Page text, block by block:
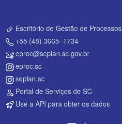
Escritório de Gestão de Processos
+55 (48) 3665–1734
eproc@seplan.sc.gov.br
eproc.sc
seplan.sc
Portal de Serviços de SC
Use a API para obter os dados